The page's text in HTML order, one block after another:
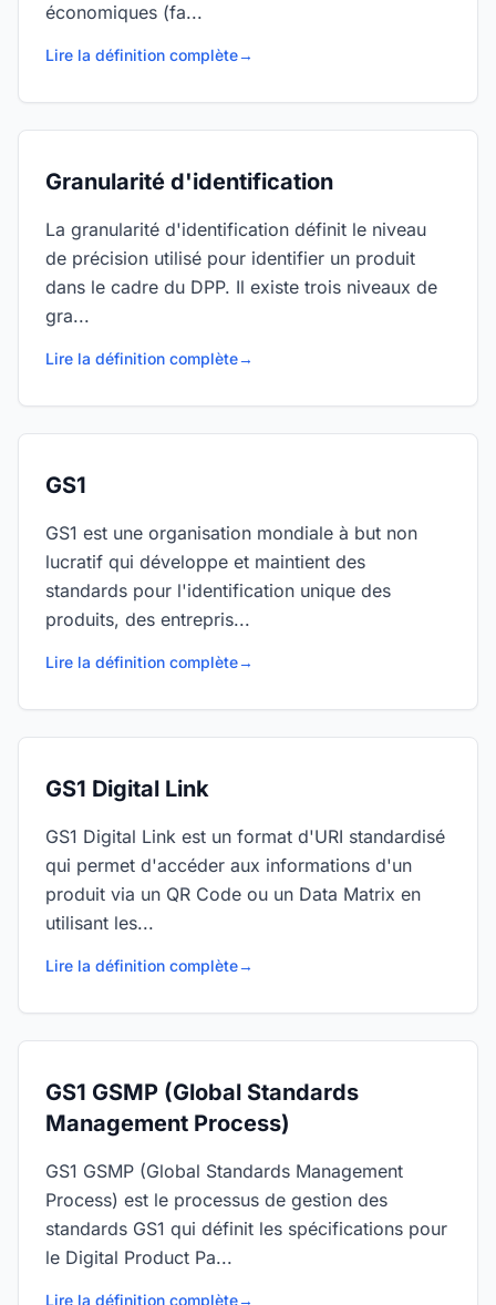
économiques (fa...
Lire la définition complète→
Granularité d'identification
La granularité d'identification définit le niveau
de précision utilisé pour identifier un produit
dans le cadre du DPP. Il existe trois niveaux de
gra...
Lire la définition complète→
GS1
GS1 est une organisation mondiale à but non
lucratif qui développe et maintient des
standards pour l'identification unique des
produits, des entrepris...
Lire la définition complète→
GS1 Digital Link
GS1 Digital Link est un format d'URI standardisé
qui permet d'accéder aux informations d'un
produit via un QR Code ou un Data Matrix en
utilisant les...
Lire la définition complète→
GS1 GSMP (Global Standards
Management Process)
GS1 GSMP (Global Standards Management
Process) est le processus de gestion des
standards GS1 qui définit les spécifications pour
le Digital Product Pa...
Lire la définition complète→